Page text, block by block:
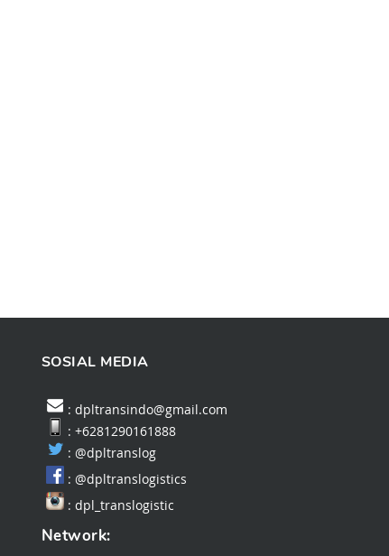
SOSIAL MEDIA
: dpltransindo@gmail.com
: +6281290161888
: @dpltranslog
: @dpltranslogistics
: dpl_translogistic
Network: